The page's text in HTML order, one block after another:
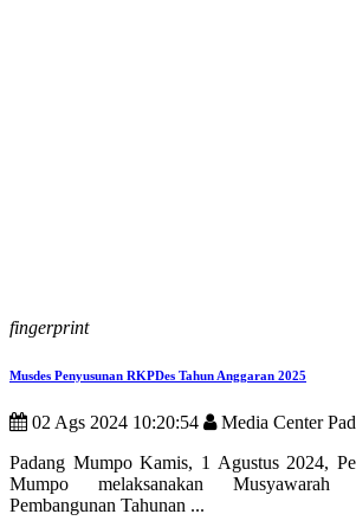
fingerprint
Musdes Penyusunan RKPDes Tahun Anggaran 2025
02 Ags 2024 10:20:54
Media Center
Padang Mumpo Kamis, 1 Agustus 2024,
Mumpo melaksanakan Musyawarah
Pembangunan Tahunan ...